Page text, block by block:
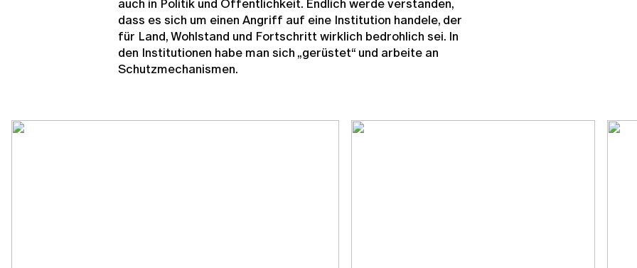
dass es sich um einen Angriff auf eine Institution handele, der
für Land, Wohlstand und Fortschritt wirklich bedrohlich sei. In
den Institutionen habe man sich „gerüstet“ und arbeite an
Schutzmechanismen.